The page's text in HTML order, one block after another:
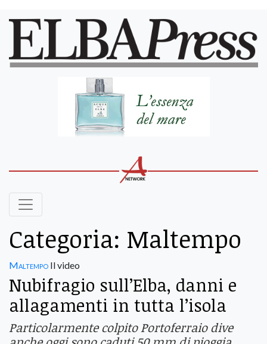
Categoria: Maltempo
Maltempo Il video
Nubifragio sull’Elba, danni e
allagamenti in tutta l’isola
Particolarmente colpito Portoferraio dive